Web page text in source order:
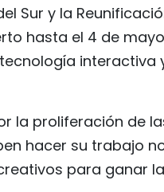
Sur y la
hasta el 4 de
interactiva
la proliferación de
hacer su trabajo
para ganar